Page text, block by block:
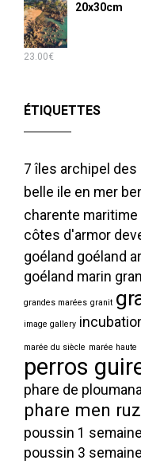
20x30cm
23.00€
ÉTIQUETTES
7 îles archipel des
belle ile en mer
charente maritime
côtes d'armor
goéland goéland
goéland marin
grandes marées granit
image gallery
marée du siècle marée haute
perros
phare de
phare men ruz
poussin 1 semaine
poussin 3